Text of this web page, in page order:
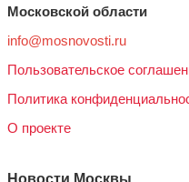
Московской области
info@mosnovosti.ru
Пользовательское
Политика
О проекте
Новости Москвы